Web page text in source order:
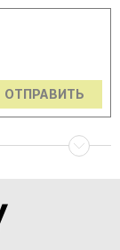
ОТПРАВИТЬ